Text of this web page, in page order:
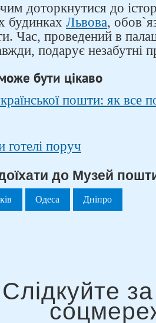
доторкнутися до
будинках Львова,
Час, проведений в
подарує незабутні
бути цікаво
пошти: як все
готелі поруч
до Музей
Одеса Дніпро